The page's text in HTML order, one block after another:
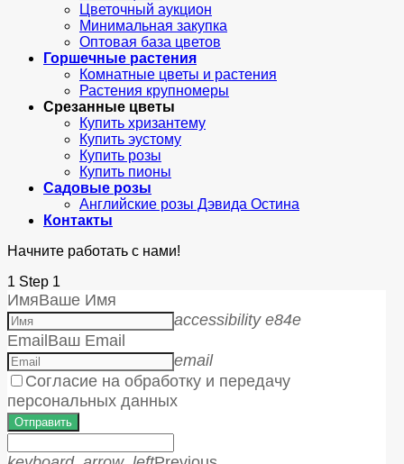
Цветочный аукцион
Минимальная закупка
Оптовая база цветов
Горшечные растения
Комнатные цветы и растения
Растения крупномеры
Срезанные цветы
Купить хризантему
Купить эустому
Купить розы
Купить пионы
Садовые розы
Английские розы Дэвида Остина
Контакты
Начните работать с нами!
1 Step 1
ИмяВаше Имя
accessibility e84e
EmailВаш Email
email
Согласие на обработку и передачу
персональных данных
Отправить